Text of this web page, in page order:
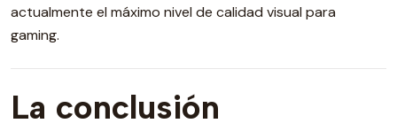
actualmente el máximo nivel de calidad visual para
gaming.
La conclusión